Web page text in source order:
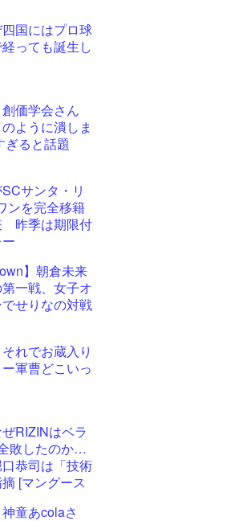
四国にはプロ球
っても誕生し
創価学会さん
のように潰しま
ると話題
サンタ・リ
ンを完全移籍
昨季は期限付
】朝倉未来
一戦、女子オ
せりなの対戦
それでお蔵入り
軍曹どこいっ
ぜRIZINはベラ
敗したのか…
恭司は「技術
[マングース
神童あcolaさ